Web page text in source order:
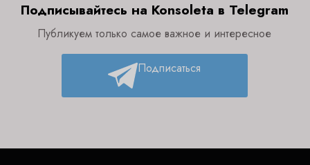
Подписывайтесь на Konsoleta в Telegram
Публикуем только самое важное и интересное
Подписаться